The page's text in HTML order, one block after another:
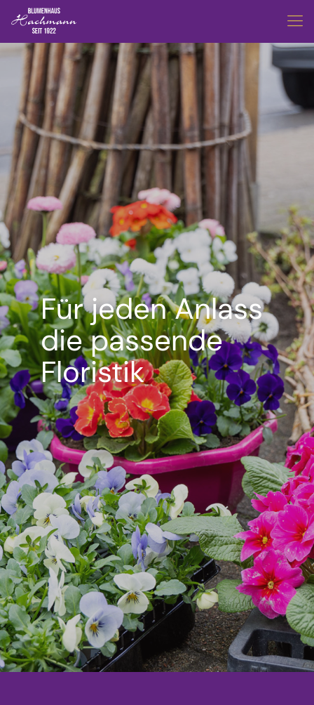
Für jeden Anlass
die passende
Floristik